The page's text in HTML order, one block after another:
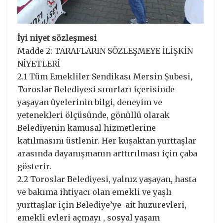
İyi niyet sözleşmesi
Madde 2: TARAFLARIN SÖZLEŞMEYE İLİŞKİN
NİYETLERİ
2.1 Tüm Emekliler Sendikası Mersin Şubesi,
Toroslar Belediyesi sınırları içerisinde
yaşayan üyelerinin bilgi, deneyim ve
yetenekleri ölçüsünde, gönüllü olarak
Belediyenin kamusal hizmetlerine
katılmasını üstlenir. Her kuşaktan yurttaşlar
arasında dayanışmanın arttırılması için çaba
gösterir.
2.2 Toroslar Belediyesi, yalnız yaşayan, hasta
ve bakıma ihtiyacı olan emekli ve yaşlı
yurttaşlar için Belediye’ye ait huzurevleri,
emekli evleri açmayı , sosyal yaşam